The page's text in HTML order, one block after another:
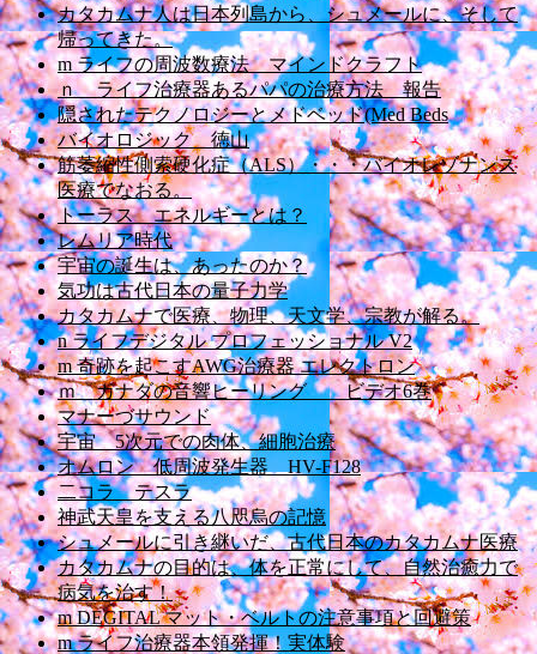
カタカムナ人は日本列島から、シュメールに、そして
帰ってきた。
m ライフの周波数療法 マインドクラフト
ｎ ライフ治療器あるパパの治療方法 報告
隠されたテクノロジーとメドベッド(Med Beds
バイオロジック 徳山
筋萎縮性側索硬化症（ALS）・・・バイオレゾナンス
医療でなおる。
トーラス エネルギーとは？
レムリア時代
宇宙の誕生は、あったのか？
気功は古代日本の量子力学
カタカムナで医療、物理、天文学、宗教が解る。
n ライフデジタル プロフェッショナル V2
m 奇跡を起こすAWG治療器 エレクトロン
ｍ カナダの音響ヒーリング ビデオ6巻
マナーづサウンド
宇宙 5次元での肉体、細胞治療
オムロン 低周波発生器 HV-F128
二コラ テスラ
神武天皇を支える八咫烏の記憶
シュメールに引き継いだ、古代日本のカタカムナ医療
カタカムナの目的は、体を正常にして、自然治癒力で
病気を治す！
m DEGITAL マット・ベルトの注意事項と回避策
m ライフ治療器本領発揮！実体験